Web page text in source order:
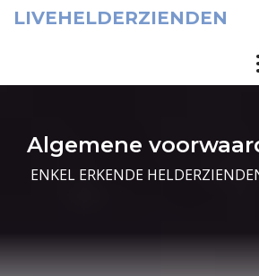
LIVEHELDERZIENDEN
Algemene
ENKEL ERKENDE